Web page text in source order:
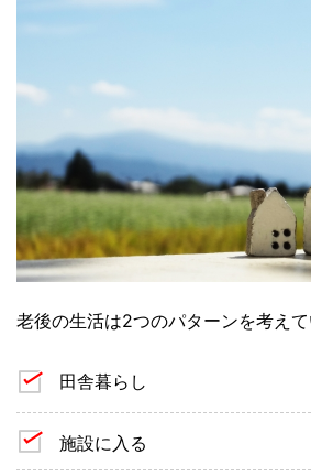
老後の生活は2つのパターンを考えて
田舎暮らし
施設に入る